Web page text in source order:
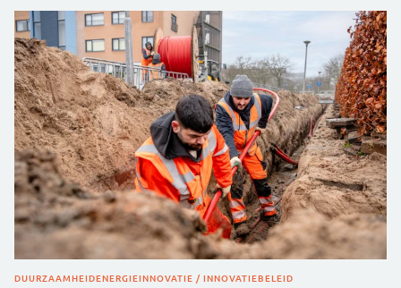
DUURZAAMHEIDENERGIEINNOVATIE / INNOVATIEBELEID